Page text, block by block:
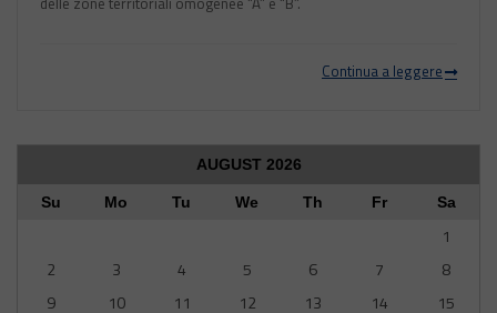
Continua a leggere
AUGUST 2026
Su Mo Tu We Th Fr Sa
1
2
3 4 5 6 7
8
9
10 11 12 13 14
15